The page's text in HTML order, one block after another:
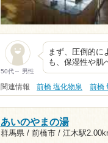
50代～ 男性
まず、圧倒的に
も、保湿性や肌
関連情報 前橋 塩化物泉 前橋
あいのやまの湯
群馬県 / 前橋市 / 江木駅